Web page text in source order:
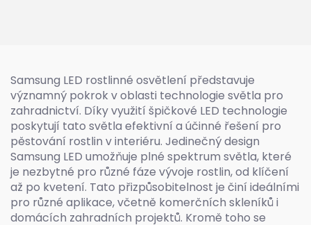
Samsung LED rostlinné osvětlení představuje
významný pokrok v oblasti technologie světla pro
zahradnictví. Díky využití špičkové LED technologie
poskytují tato světla efektivní a účinné řešení pro
pěstování rostlin v interiéru. Jedinečný design
Samsung LED umožňuje plné spektrum světla, které
je nezbytné pro různé fáze vývoje rostlin, od klíčení
až po kvetení. Tato přizpůsobitelnost je činí ideálními
pro různé aplikace, včetně komerčních skleníků i
domácích zahradních projektů. Kromě toho se